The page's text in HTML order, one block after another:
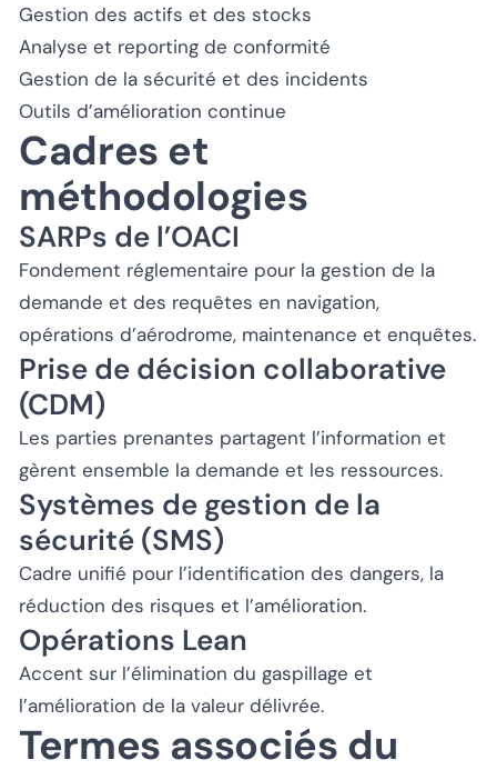
Gestion des actifs et des stocks
Analyse et reporting de conformité
Gestion de la sécurité et des incidents
Outils d’amélioration continue
Cadres et
méthodologies
SARPs de l’OACI
Fondement réglementaire pour la gestion de la
demande et des requêtes en navigation,
opérations d’aérodrome, maintenance et enquêtes.
Prise de décision collaborative
(CDM)
Les parties prenantes partagent l’information et
gèrent ensemble la demande et les ressources.
Systèmes de gestion de la
sécurité (SMS)
Cadre unifié pour l’identification des dangers, la
réduction des risques et l’amélioration.
Opérations Lean
Accent sur l’élimination du gaspillage et
l’amélioration de la valeur délivrée.
Termes associés du